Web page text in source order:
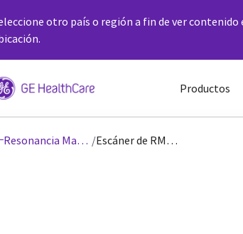
otro país o región a fin de ver contenido
Productos
Resonancia Magnética / Escáner de RM SIGNA™ Explorer 1.5T